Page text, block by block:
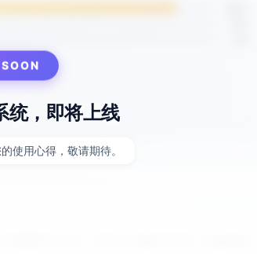
统，即将上线
使用心得，敬请期待。